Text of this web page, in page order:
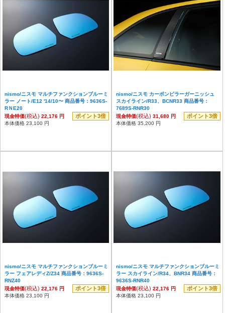
nismo/ニスモ マルチファンクションブルーミ
ラー ノート/E12 '14/10〜 商品番号：9636S-
RＮE20
現金特価(税込) 22,176 円 ポイント3倍
本体価格 23,100 円
nismo/ニスモ カーボンピラーガーニッシュ
スカイライン/R33、BCNR33 商品番号：
7689S-RNR30
現金特価(税込) 31,680 円 ポイント3倍
本体価格 35,200 円
nismo/ニスモ マルチファンクションブルーミ
ラー フェアレディZ/Z34 商品番号：9636S-
RNZ40
現金特価(税込) 22,176 円 ポイント3倍
本体価格 23,100 円
nismo/ニスモ マルチファンクションブルーミ
ラー スカイライン/R34、BNR34 商品番号：
9636S-RNR40
現金特価(税込) 22,176 円 ポイント3倍
本体価格 23,100 円